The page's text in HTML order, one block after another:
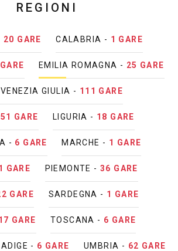
REGIONI
20 GARE CALABRIA - 1 GARE
EMILIA ROMAGNA - 25 GARE
GIULIA - 111 GARE
GARE LIGURIA - 18 GARE
- 6 GARE MARCHE - 1 GARE
GARE PIEMONTE - 36 GARE
GARE SARDEGNA - 1 GARE
GARE TOSCANA - 6 GARE
- 6 GARE UMBRIA - 62 GARE